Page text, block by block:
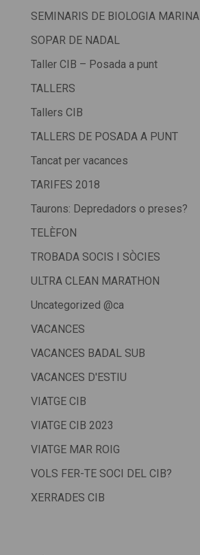
SEMINARIS DE BIOLOGIA MARINA
SOPAR DE NADAL
Taller CIB – Posada a punt
TALLERS
Tallers CIB
TALLERS DE POSADA A PUNT
Tancat per vacances
TARIFES 2018
Taurons: Depredadors o preses?
TELÈFON
TROBADA SOCIS I SÒCIES
ULTRA CLEAN MARATHON
Uncategorized @ca
VACANCES
VACANCES BADAL SUB
VACANCES D'ESTIU
VIATGE CIB
VIATGE CIB 2023
VIATGE MAR ROIG
VOLS FER-TE SOCI DEL CIB?
XERRADES CIB